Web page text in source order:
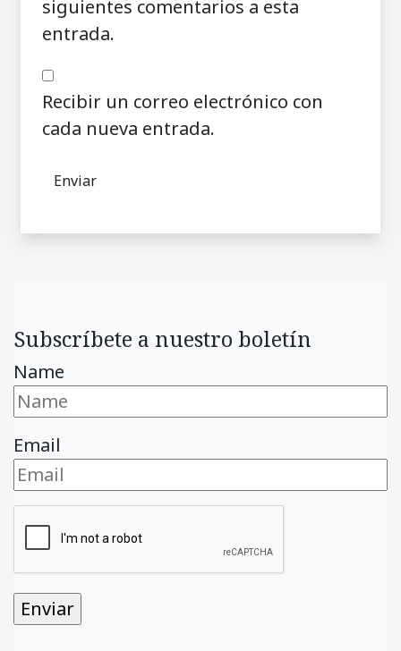
siguientes comentarios a esta
entrada.
Recibir un correo electrónico con
cada nueva entrada.
Subscríbete a nuestro boletín
Name
Email